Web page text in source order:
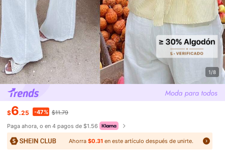
1/8
$6.25 -47% $11.79
Paga ahora, o en 4 pagos de $1.56
Ahorra $0.31en este artículo después de unirte.